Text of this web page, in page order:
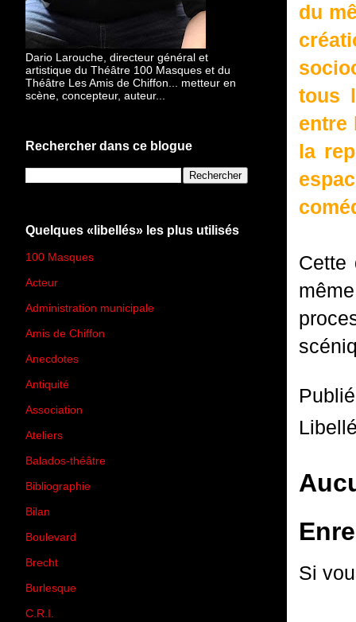
du
tous
entre
la
Cette
Si
Dario Larouche, directeur général et
artistique du Théâtre 100 Masques et du
Théâtre Les Amis de Chiffon... metteur en
scène, concepteur, auteur...
Rechercher dans ce blogue
Quelques «libellés» les plus utilisés
100 Masques
Acteur
Administration municipale
Amis de Chiffon
Anecdotes
Antiquité
Association
Ateliers
Balados-théâtre
Bibliographie
Bilan
Boulevard
Brecht
Burlesque
C.R.I.